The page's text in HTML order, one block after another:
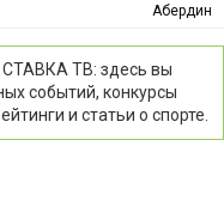
Абердин
ТВ: здесь вы
событий, конкурсы
и статьи о спорте.